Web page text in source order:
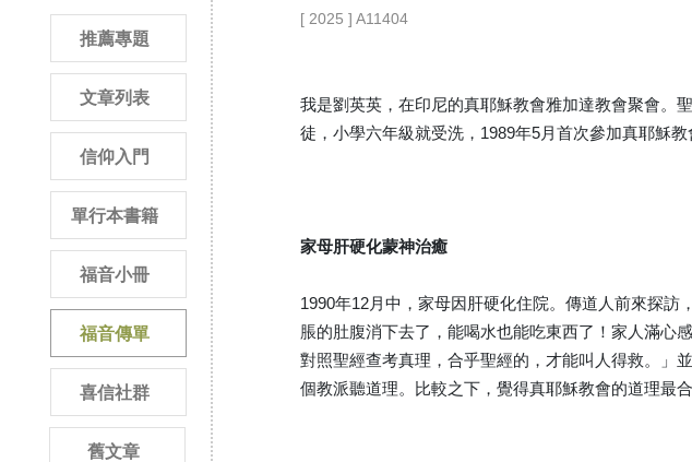
推薦專題
文章列表
信仰入門
單行本書籍
福音小冊
福音傳單
喜信社群
舊文章
[ 2025 ] A11404
我是劉英英，在印尼的真耶穌教會雅加達教會聚會。
徒，小學六年級就受洗，1989年5月首次參加真耶穌
家母肝硬化蒙神治癒
1990年12月中，家母因肝硬化住院。傳道人前來探
脹的肚腹消下去了，能喝水也能吃東西了！家人滿心
對照聖經查考真理，合乎聖經的，才能叫人得救。」
個教派聽道理。比較之下，覺得真耶穌教會的道理最